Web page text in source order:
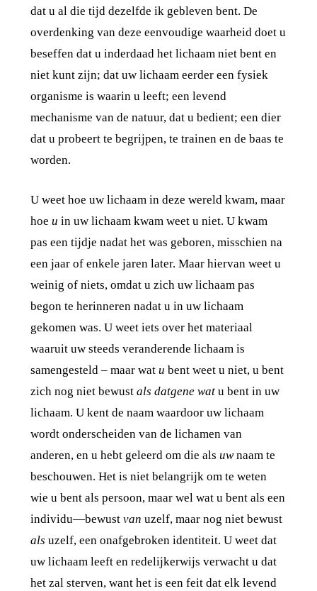
dat u al die tijd dezelfde ik gebleven bent. De
overdenking van deze eenvoudige waarheid doet u
beseffen dat u inderdaad het lichaam niet bent en
niet kunt zijn; dat uw lichaam eerder een fysiek
organisme is waarin u leeft; een levend
mechanisme van de natuur, dat u bedient; een dier
dat u probeert te begrijpen, te trainen en de baas te
worden.
U weet hoe uw lichaam in deze wereld kwam, maar
hoe u in uw lichaam kwam weet u niet. U kwam
pas een tijdje nadat het was geboren, misschien na
een jaar of enkele jaren later. Maar hiervan weet u
weinig of niets, omdat u zich uw lichaam pas
begon te herinneren nadat u in uw lichaam
gekomen was. U weet iets over het materiaal
waaruit uw steeds veranderende lichaam is
samengesteld – maar wat u bent weet u niet, u bent
zich nog niet bewust als datgene watu bent in uw
lichaam. U kent de naam waardoor uw lichaam
wordt onderscheiden van de lichamen van
anderen, en u hebt geleerd om die als uwnaam te
beschouwen. Het is niet belangrijk om te weten
wie u bent als persoon, maar wel wat u bent als een
individu—bewust van uzelf, maar nog niet bewust
als uzelf, een onafgebroken identiteit. U weet dat
uw lichaam leeft en redelijkerwijs verwacht u dat
het zal sterven, want het is een feit dat elk levend